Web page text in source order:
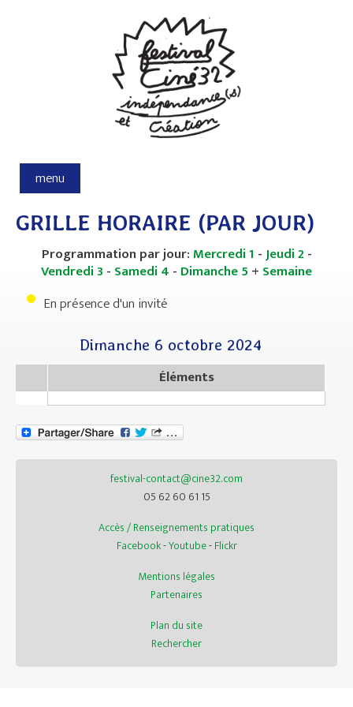
menu
GRILLE HORAIRE (PAR JOUR)
Programmation par jour:Mercredi 1 -Jeudi 2 -
Vendredi 3 - Samedi 4 - Dimanche 5 + Semaine
• En présence d'un invité
Dimanche 6 octobre 2024
Éléments
festival-contact@cine32.com
05 62 60 61 15
Accès / Renseignements pratiques
Facebook-Youtube-Flickr
Mentions légales
Partenaires
Plan du site
Rechercher